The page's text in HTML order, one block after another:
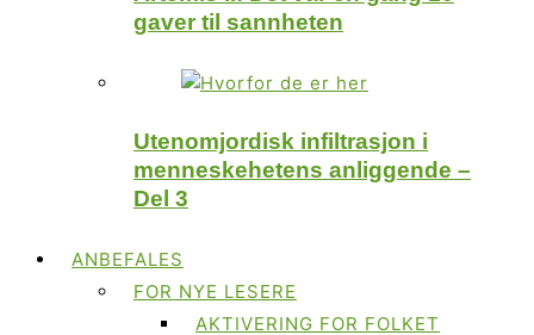
gaver til sannheten
Utenomjordisk infiltrasjon i
menneskehetens anliggende –
Del 3
ANBEFALES
FOR NYE LESERE
AKTIVERING FOR FOLKET